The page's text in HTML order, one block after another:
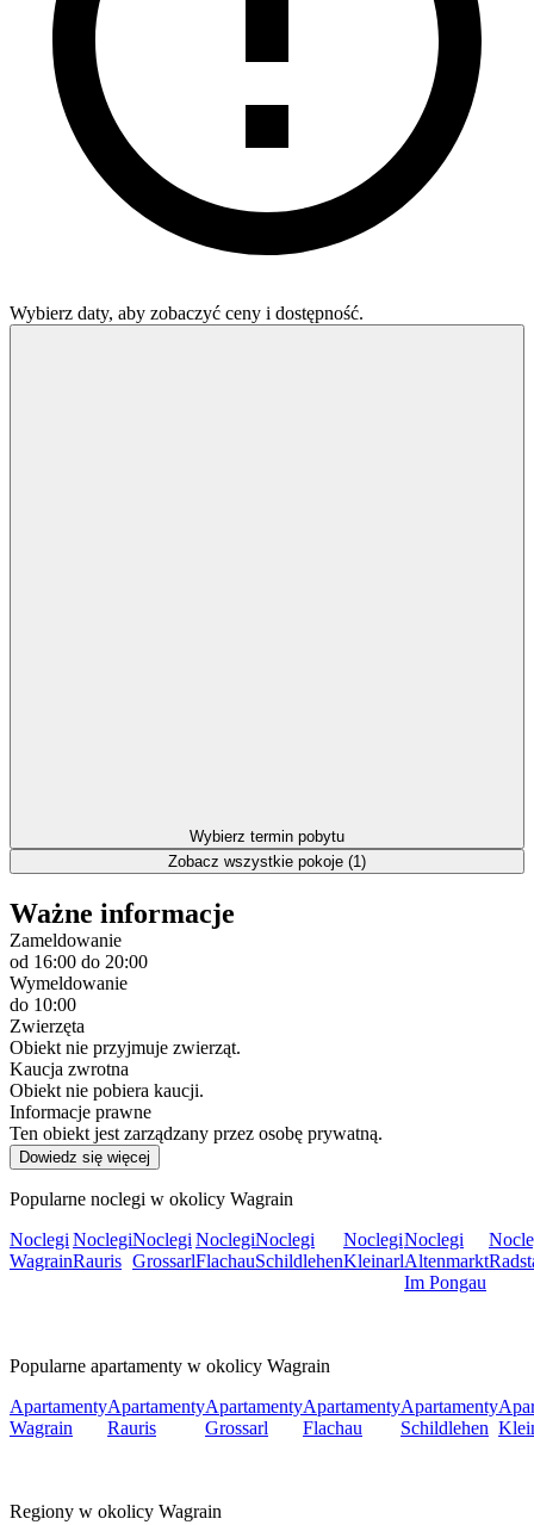
Wybierz daty, aby zobaczyć ceny i dostępność.
Wybierz termin pobytu
Zobacz wszystkie pokoje (1)
Ważne informacje
Zameldowanie
od 16:00 do 20:00
Wymeldowanie
do 10:00
Zwierzęta
Obiekt nie przyjmuje zwierząt.
Kaucja zwrotna
Obiekt nie pobiera kaucji.
Informacje prawne
Ten obiekt jest zarządzany przez osobę prywatną.
Dowiedz się więcej
Popularne noclegi w okolicy Wagrain
Noclegi
Wagrain
Noclegi
Rauris
Noclegi
Grossarl
Noclegi
Flachau
Noclegi
Schildlehen
Noclegi
Kleinarl
Noclegi
Altenmarkt
Im Pongau
Popularne apartamenty w okolicy Wagrain
Apartamenty
Wagrain
Apartamenty
Rauris
Apartamenty
Grossarl
Apartamenty
Flachau
Apartamenty
Schildlehen
Regiony w okolicy Wagrain